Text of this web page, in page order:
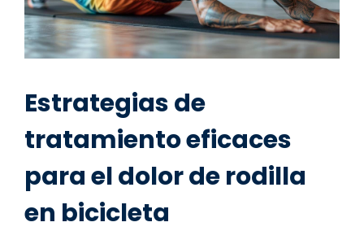
Estrategias de
tratamiento eficaces
para el dolor de rodilla
en bicicleta